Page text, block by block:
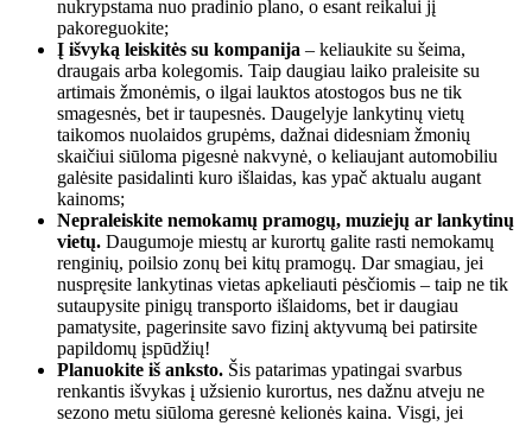
nukrypstama nuo pradinio plano, o esant reikalui jį
pakoreguokite;
Į išvyką leiskitės su kompanija – keliaukite su šeima,
draugais arba kolegomis. Taip daugiau laiko praleisite su
artimais žmonėmis, o ilgai lauktos atostogos bus ne tik
smagesnės, bet ir taupesnės. Daugelyje lankytinų vietų
taikomos nuolaidos grupėms, dažnai didesniam žmonių
skaičiui siūloma pigesnė nakvynė, o keliaujant automobiliu
galėsite pasidalinti kuro išlaidas, kas ypač aktualu augant
kainoms;
Nepraleiskite nemokamų pramogų, muziejų ar lankytinų
vietų. Daugumoje miestų ar kurortų galite rasti nemokamų
renginių, poilsio zonų bei kitų pramogų. Dar smagiau, jei
nuspręsite lankytinas vietas apkeliauti pėsčiomis – taip ne tik
sutaupysite pinigų transporto išlaidoms, bet ir daugiau
pamatysite, pagerinsite savo fizinį aktyvumą bei patirsite
papildomų įspūdžių!
Planuokite iš anksto. Šis patarimas ypatingai svarbus
renkantis išvykas į užsienio kurortus, nes dažnu atveju ne
sezono metu siūloma geresnė kelionės kaina. Visgi, jei